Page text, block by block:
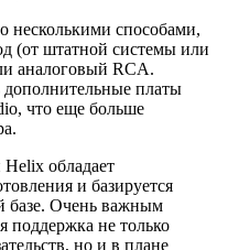
несколькими способами,
(от штатной системы или
аналоговый RCA.
платы
что еще больше
обладает
и базируется
базе. Очень важным
поддержка не только
но и в плане